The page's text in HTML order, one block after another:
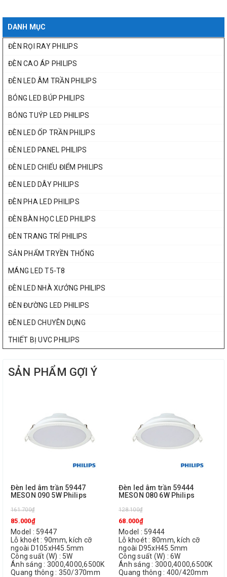
DANH MỤC
ĐÈN RỌI RAY PHILIPS
ĐÈN CAO ÁP PHILIPS
ĐÈN LED ÂM TRẦN PHILIPS
BÓNG LED BÚP PHILIPS
BÓNG TUÝP LED PHILIPS
ĐÈN LED ỐP TRẦN PHILIPS
ĐÈN LED PANEL PHILIPS
ĐÈN LED CHIẾU ĐIỂM PHILIPS
ĐÈN LED DÂY PHILIPS
ĐÈN PHA LED PHILIPS
ĐÈN BÀN HỌC LED PHILIPS
ĐÈN TRANG TRÍ PHILIPS
SẢN PHẨM TRYỀN THỐNG
MÁNG LED T5-T8
ĐÈN LED NHÀ XƯỞNG PHILIPS
ĐÈN ĐƯỜNG LED PHILIPS
ĐÈN LED CHUYÊN DỤNG
THIẾT BỊ UVC PHILIPS
SẢN PHẨM GỢI Ý
Đèn led âm trần 59447
MESON 090 5W Philips
161.700₫
85.000₫
Model : 59447
Lỗ khoét : 90mm, kích cỡ
ngoài D105xH45.5mm
Công suất (W) : 5W
Ánh sáng : 3000,4000,6500K
Quang thông : 350/370mm
Đèn led âm trần 59444
MESON 080 6W Philips
128.100₫
68.000₫
Model : 59444
Lỗ khoét : 80mm, kích cỡ
ngoài D95xH45.5mm
Công suất (W) : 6W
Ánh sáng : 3000,4000,6500K
Quang thông : 400/420mm